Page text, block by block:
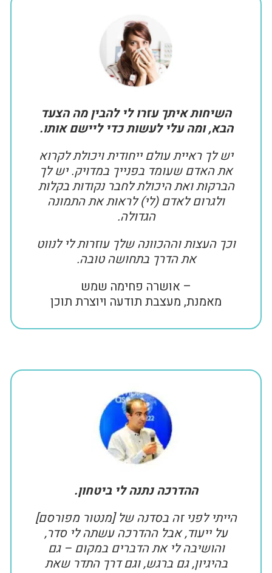
השיחות איתך עזרו לי להבין מה הצעד
הבא, ומה עלי לעשות כדי ליישם אותו.
יש לך ראיית עולם ייחודית ויכולת לקרוא
את האדם שעומד בפנייך במדויק. יש לך
הברקות ואת היכולת לחבר נקודות בקלות
ולגרום לאדם (לי) לראות את התמונה
הגדולה.
וכך העצות וההכוונה שלך עוזרות לי לנווט
את הדרך בתחושה טובה.
– אושרה פחימה שמש
מאמנת, מעצבת תודעה ויוצרת תוכן
ההדרכה נתנה לי ביטחון.
הייתי לפני זה בסדנה של [מנטור מפורסם]
על ייעוד, אבל ההדרכה עשתה לי סדר,
והושיבה לי את הדברים במקום – גם
בהיגיון, גם ברגש, וגם דרך התדר שאת